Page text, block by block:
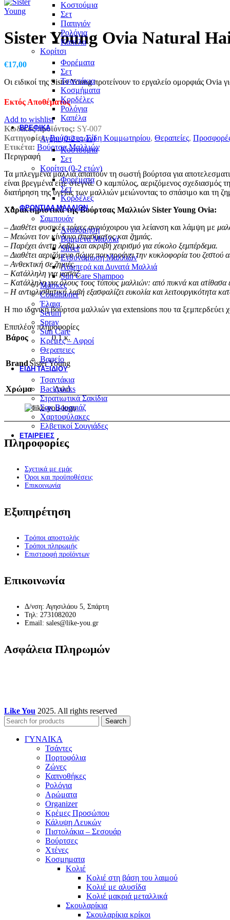
Κοστούμια
Σετ
Παπιγιόν
Ρολόγια
Καπέλα
Κορίτσι
Φορέματα
Σετ
Τσαντάκια
Κοσμήματα
Κορδέλες
Ρολόγια
Καπέλα
ΒΡΕΦΙΚΆ
Αγόρι (0-2 ετών)
Κοστούμια
Σετ
Κορίτσι (0-2 ετών)
Φορέματα
Σετ
Κορδέλες
ΦΡΟΝΤΙΔΑ ΜΑΛΛΙΩΝ
Σαμπουάν
Αναδόμηση
Βαμμένα Μαλλιά
Silver
Ενδυνάμωση Μαλλιών
Λαμπερά και Δυνατά Μαλλιά
Sun Care Shampoo
Μάσκες
Conditioner
Έλαια
Serum
Spray
Sun Care
Κρέμες – Αφροί
Θεραπειες
Βαφείο
ΕΊΔΗ ΤΑΞΙΔΙΟΎ
Τσαντάκια
Backpacks
Στρατιωτικά Σακίδια
Σακ Βουαγιάζ
Χαρτοφύλακες
Ελβετικοί Σουγιάδες
ΕΤΑΙΡΕΊΕΣ
Sister Young Ovia Natural
€17,00
Οι ειδικοί της Sister Young προτείνουν το εργαλείο ομορφιάς Ovia
Εκτός Αποθέματος
Add to wishlist
Κωδικός προϊόντος: SY-007
Κατηγορίες: Βούρτσες, Είδη Κομμωτηρίου, Θεραπείες,
Ετικέτα: Βούρτσα Μαλλιών
Περιγραφή
Τα μπλεγμένα μαλλιά απαιτούν τη σωστή βούρτσα για
είναι βρεγμένα είτε στεγνά. Ο καμπύλος, αεριζόμενος
διατήρηση της υγείας των μαλλιών μειώνοντας το σπάσιμο και τη
Χαρακτηριστικά της Βούρτσας Μαλλιών Sister Young Ovia:
– Διαθέτει φυσικές τρίχες αγριόχοιρου για λείανση και λάμψη με
– Μειώνει τον κίνδυνο σπασίματος και ζημιάς.
– Παρέχει άνετη λαβή και ακριβή χειρισμό για εύκολο ξεμπέρδεμα.
– Διαθέτει αεριζόμενο σώμα που προάγει την κυκλοφορία του
– Ανθεκτική σε ζημιές.
– Κατάλληλη για μασάζ.
– Κατάλληλη για όλους τους τύπους μαλλιών: από πυκνά και ατίθασα
– Η αντιολισθητική λαβή εξασφαλίζει ευκολία και λειτουργικότητα
Η πιο ιδανική βούρτσα μαλλιών για extensions που τα ξεμπερδεύει
Επιπλέον πληροφορίες
Βάρος
0,1 κ.
Brand Sister Young
Χρώμα Λιλά
Πληροφορίες
Σχετικά με εμάς
Όροι και προϋποθέσεις
Επικοινωνία
Εξυπηρέτηση
Τρόποι αποστολής
Τρόποι πληρωμής
Επιστροφή προϊόντων
Επικοινωνία
Δ/νση: Αγησιλάου 5, Σπάρτη
Τηλ: 2731082020
Email: sales@like-you.gr
Ασφάλεια Πληρωμών
Like You 2025. All rights reserved
Search
ΓΥΝΑΙΚΑ
Τσάντες
Πορτοφόλια
Ζώνες
Καπνοθήκες
Ρολόγια
Αρώματα
Organizer
Κρέμες Προσώπου
Κάλυψη Λευκών
Πιστολάκια – Σεσουάρ
Βούρτσες
Χτένες
Κοσμηματα
Κολιέ
Κολιέ στη βάση του λαιμού
Κολιέ με αλυσίδα
Κολιέ μακριά μεταλλικά
Σκουλαρίκια
Σκουλαρίκια κρίκοι